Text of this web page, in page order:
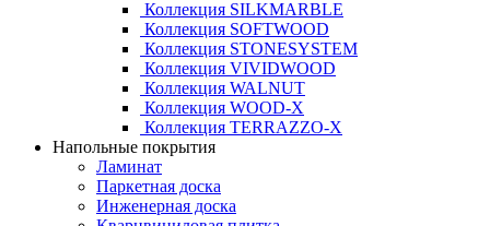
Коллекция SILKMARBLE
Коллекция SOFTWOOD
Коллекция STONESYSTEM
Коллекция VIVIDWOOD
Коллекция WALNUT
Коллекция WOOD-X
Коллекция ТЕRRАZZO-X
Напольные покрытия
Ламинат
Паркетная доска
Инженерная доска